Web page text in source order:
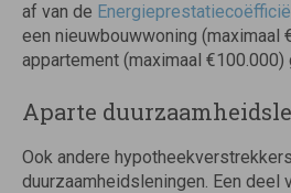
af van de
een nieuwbouwwoning (maximaal
appartement (maximaal €100.000)
Aparte
Ook andere
duurzaamheidsleningen. Een deel